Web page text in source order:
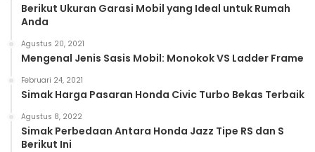
Berikut Ukuran Garasi Mobil yang Ideal untuk Rumah
Anda
Agustus 20, 2021
Mengenal Jenis Sasis Mobil: Monokok VS Ladder Frame
Februari 24, 2021
Simak Harga Pasaran Honda Civic Turbo Bekas Terbaik
Agustus 8, 2022
Simak Perbedaan Antara Honda Jazz Tipe RS dan S
Berikut Ini